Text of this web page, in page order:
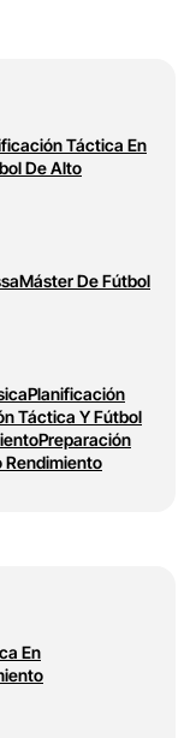
Táctica En
De Alto
Máster De Fútbol
Planificación
Táctica Y Fútbol
Preparación
Rendimiento
En